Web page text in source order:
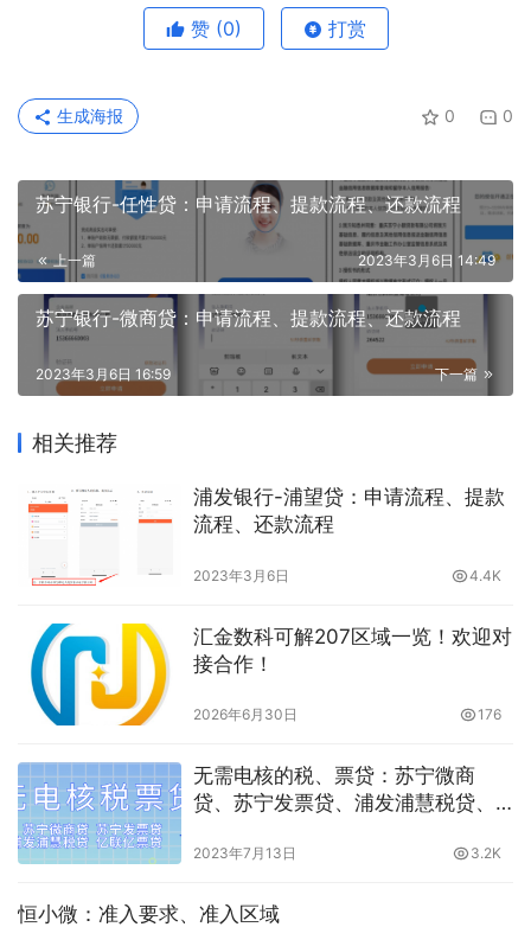
赞 (0) 打赏
0 0
生成海报
苏宁银行-任性贷：申请流程、提款流程、还款流程
上一篇 2023年3月6日 14:49
苏宁银行-微商贷：申请流程、提款流程、还款流程
下一篇
2023年3月6日 16:59
相关推荐
浦发银行-浦望贷：申请流程、提款
流程、还款流程
2023年3月6日 4.4K
汇金数科可解207区域一览！欢迎对
接合作！
2026年6月30日 176
无需电核的税、票贷：苏宁微商
贷、苏宁发票贷、浦发浦慧税贷、
2023年7月13日 3.2K
恒小微：准入要求、准入区域